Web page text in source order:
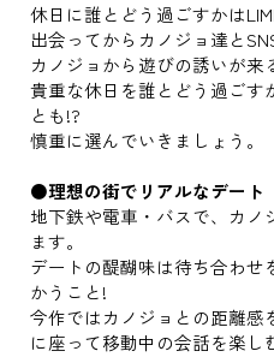
休日に誰とどう過ごすかは
出会ってからカノジョ達と
カノジョから遊びの誘いが来
貴重な休日を誰とどう過ごす
とも!?
慎重に選んでいきましょう。
●理想の街でリアルなデート
地下鉄や電車・バスで、カノ
ます。
デートの醍醐味は待ち合わせ
かうこと!
今作ではカノジョとの距離感
に座って移動中の会話を楽し